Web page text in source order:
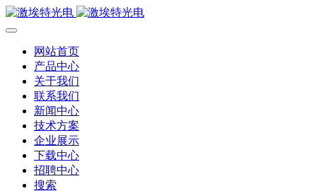
网站首页
产品中心
关于我们
联系我们
新闻中心
技术方案
企业展示
下载中心
招聘中心
搜索